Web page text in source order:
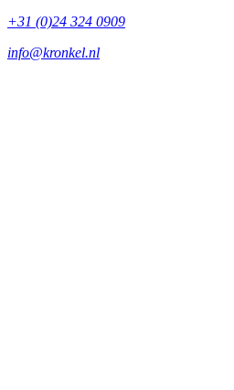
+31 (0)24 324 0909
info@kronkel.nl